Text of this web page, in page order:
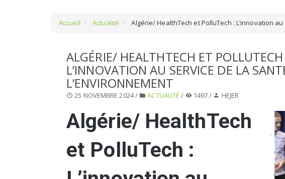
SELECTIONNEZ UNE SECTION
Accueil Actualité Algérie/ HealthTech et PolluTech : L’innovation
ALGÉRIE/ HEALTHTECH ET
L’INNOVATION AU SERVICE DE LA
L’ENVIRONNEMENT
25 NOVEMBRE 2024 / ACTUALITÉ / 1497 / HEJER
Algérie/ HealthTech
et PolluTech :